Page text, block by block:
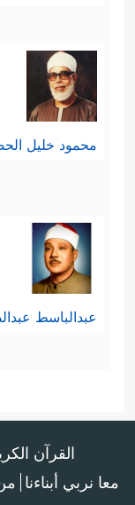
محمود خليل
عبدالباسط
القرآن
معا نربي أبناءنا